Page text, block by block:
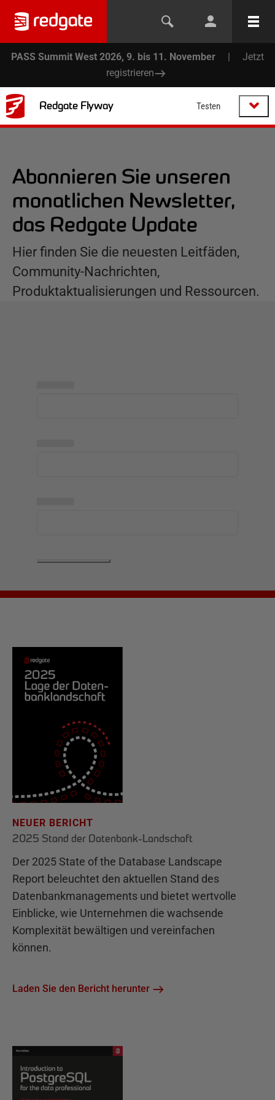
PASS Summit West 2026, 9. bis 11. November |
Jetzt
registrieren
Redgate Flyway Testen
Abonnieren Sie unseren
monatlichen Newsletter,
das Redgate Update
Hier finden Sie die neuesten Leitfäden,
Community-Nachrichten,
Produktaktualisierungen und Ressourcen.
NEUER BERICHT
2025 Stand der Datenbank-Landschaft
Der 2025 State of the Database Landscape
Report beleuchtet den aktuellen Stand des
Datenbankmanagements und bietet wertvolle
Einblicke, wie Unternehmen die wachsende
Komplexität bewältigen und vereinfachen
können.
Laden Sie den Bericht herunter